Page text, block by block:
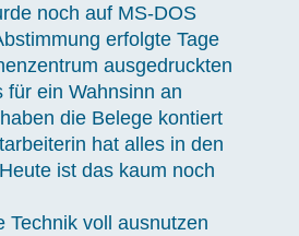
noch auf MS-DOS
erfolgte Tage
ausgedruckten
für ein Wahnsinn an
die Belege kontiert
hat alles in den
ist das kaum noch
Technik voll ausnutzen